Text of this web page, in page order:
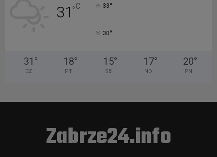
31°C 33°
30°
31 °
CZ
18°
PT
15°
SB
17°
ND
20°
PN
Zabrze24.info